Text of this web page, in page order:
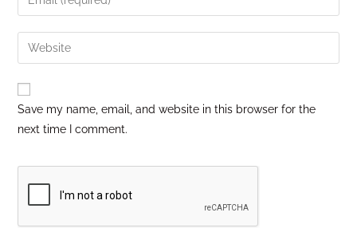
Save my name, email, and website in this browser for the
next time I comment.